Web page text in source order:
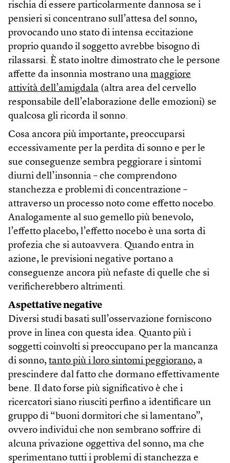
rischia di essere particolarmente dannosa se i
pensieri si concentrano sull’attesa del sonno,
provocando uno stato di intensa eccitazione
proprio quando il soggetto avrebbe bisogno di
rilassarsi. È stato inoltre dimostrato che le persone
affette da insonnia mostrano una maggiore
attività dell’amigdala (altra area del cervello
responsabile dell’elaborazione delle emozioni) se
qualcosa gli ricorda il sonno.
Cosa ancora più importante, preoccuparsi
eccessivamente per la perdita di sonno e per le
sue conseguenze sembra peggiorare i sintomi
diurni dell’insonnia – che comprendono
stanchezza e problemi di concentrazione –
attraverso un processo noto come effetto nocebo.
Analogamente al suo gemello più benevolo,
l’effetto placebo, l’effetto nocebo è una sorta di
profezia che si autoavvera. Quando entra in
azione, le previsioni negative portano a
conseguenze ancora più nefaste di quelle che si
verificherebbero altrimenti.
Aspettative negative
Diversi studi basati sull’osservazione forniscono
prove in linea con questa idea. Quanto più i
soggetti coinvolti si preoccupano per la mancanza
di sonno, tanto più i loro sintomi peggiorano, a
prescindere dal fatto che dormano effettivamente
bene. Il dato forse più significativo è che i
ricercatori siano riusciti perfino a identificare un
gruppo di “buoni dormitori che si lamentano”,
ovvero individui che non sembrano soffrire di
alcuna privazione oggettiva del sonno, ma che
sperimentano tutti i problemi di stanchezza e